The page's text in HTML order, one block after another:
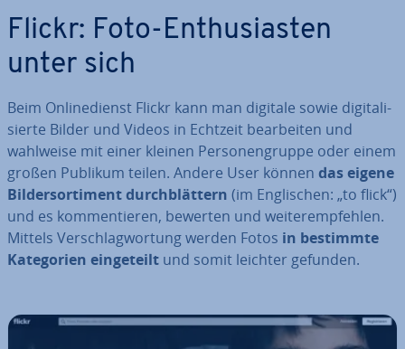
Flickr: Foto-En­thu­si­as­ten
unter sich
Beim On­line­dienst Flickr kann man digitale sowie di­gi­ta­li­
sier­te Bilder und Videos in Echtzeit be­ar­bei­ten und
wahlweise mit einer kleinen Per­so­nen­grup­pe oder einem
großen Publikum teilen. Andere User können das eigene
Bil­der­sor­ti­ment durch­blät­tern (im Eng­li­schen: „to flick“)
und es kom­men­tie­ren, bewerten und wei­ter­emp­feh­len.
Mittels Ver­schlag­wor­tung werden Fotos in bestimmte
Ka­te­go­rien ein­ge­teilt und somit leichter gefunden.